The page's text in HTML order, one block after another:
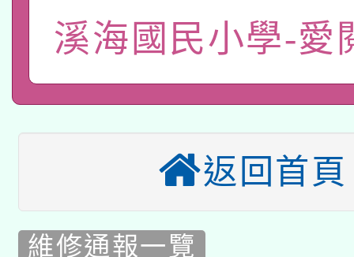
pilot」
有關大陸委員會函釋公
薪期間赴陸應申請許可
轉知經濟部水利署委託
業技術研究院辦理「
用水績優單位及節水達
桃園市孔廟祈福系列
開 智慧啟航」
2026年桃園地景藝術節
本校115學年度第2次
甄選結果公告(無人報
適應運動共學行動站研
溪海國民小學-愛
返回首頁
維修通報一覽